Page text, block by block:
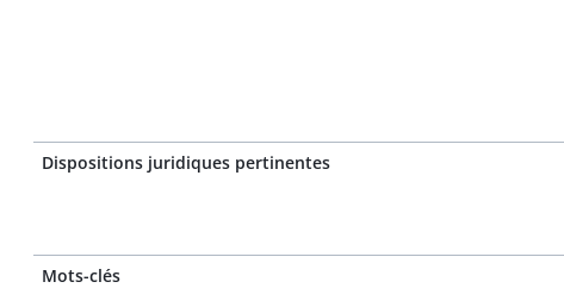
Dispositions juridiques pertinentes
Mots-clés